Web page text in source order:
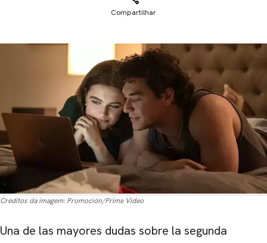
Compartilhar
Créditos da imagem: Promoción/Prime Video
Una de las mayores dudas sobre la segunda